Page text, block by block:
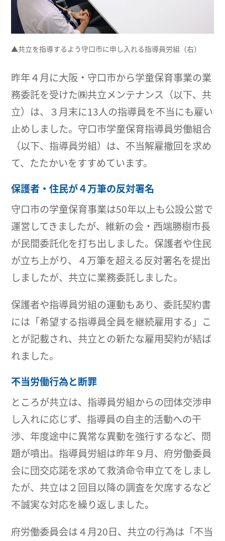
▲共立を指導するよう守口市に申し入れる指導員労組（右）
昨年４月に大阪・守口市から学童保育事業の業
務委託を受けた㈱共立メンテナンス（以下、共
立）は、３月末に13人の指導員を不当にも雇い
止めしました。守口市学童保育指導員労働組合
（以下、指導員労組）は、不当解雇撤回を求め
て、たたかいをすすめています。
保護者・住民が４万筆の反対署名
守口市の学童保育事業は50年以上も公設公営で
運営してきましたが、維新の会・西端勝樹市長
が民間委託化を打ち出しました。保護者や住民
が立ち上がり、４万筆を超える反対署名を提出
しましたが、共立に業務委託しました。
保護者や指導員労組の運動もあり、委託契約書
には「希望する指導員全員を継続雇用する」こ
とが記載され、共立との新たな雇用契約が結ば
れました。
不当労働行為と断罪
ところが共立は、指導員労組からの団体交渉申
し入れに応じず、指導員の自主的活動への干
渉、年度途中に異常な異動を強行するなど、問
題が噴出。指導員労組は昨年９月、府労働委員
会に団交応諾を求めて救済命令申立てをしまし
たが、共立は２回目以降の調査を欠席するなど
不誠実な対応を繰り返しました。
府労働委員会は４月20日、共立の行為は「不当